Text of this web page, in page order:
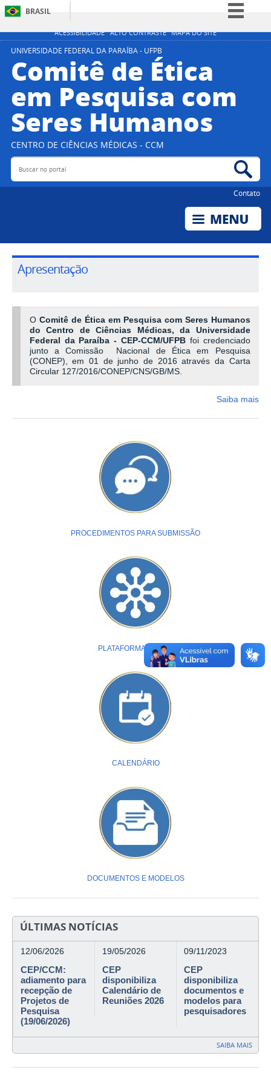
ACESSIBILIDADE ALTO CONTRASTE MAPA DO SITE
BRASIL
Simplifique!
Participe
Legislação
Canais
UNIVERSIDADE FEDERAL DA PARAÍBA - UFPB
Comitê de Ética
em Pesquisa com
Seres Humanos
CENTRO DE CIÊNCIAS MÉDICAS - CCM
Buscar no portal
Contato
Apresentação
O Comitê de Ética em Pesquisa com Seres Humanos
do Centro de Ciências Médicas, da Universidade
Federal da Paraíba - CEP-CCM/UFPB foi credenciado
junto a Comissão Nacional de Ética em Pesquisa
(CONEP), em 01 de junho de 2016 através da Carta
Circular 127/2016/CONEP/CNS/GB/MS.
Saiba mais
PROCEDIMENTOS PARA SUBMISSÃO
PLATAFORMA BRASIL
CALENDÁRIO
DOCUMENTOS E MODELOS
ÚLTIMAS NOTÍCIAS
12/06/2026
CEP/CCM:
adiamento para
recepção de
Projetos de
Pesquisa
(19/06/2026)
19/05/2026
CEP
disponibiliza
Calendário de
Reuniões 2026
09/11/2023
CEP
disponibiliza
documentos e
modelos para
pesquisadores
SAIBA MAIS